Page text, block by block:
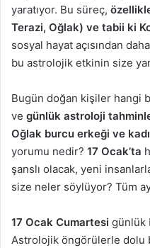
yaratıyor. Bu süreç,
Terazi, Oğlak) ve tabii ki
sosyal hayat açısından
bu astrolojik etkinin size
Bugün doğan kişiler hangi
ve günlük astroloji
Oğlak burcu erkeği ve
yorumu nedir? 17 Ocak’ta
şanslı olacak, yeni
size neler söylüyor? Tüm
17 Ocak Cumartesi günlük
Astrolojik öngörülerle dolu